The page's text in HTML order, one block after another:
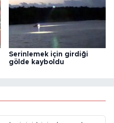
Serinlemek için girdiği
gölde kayboldu